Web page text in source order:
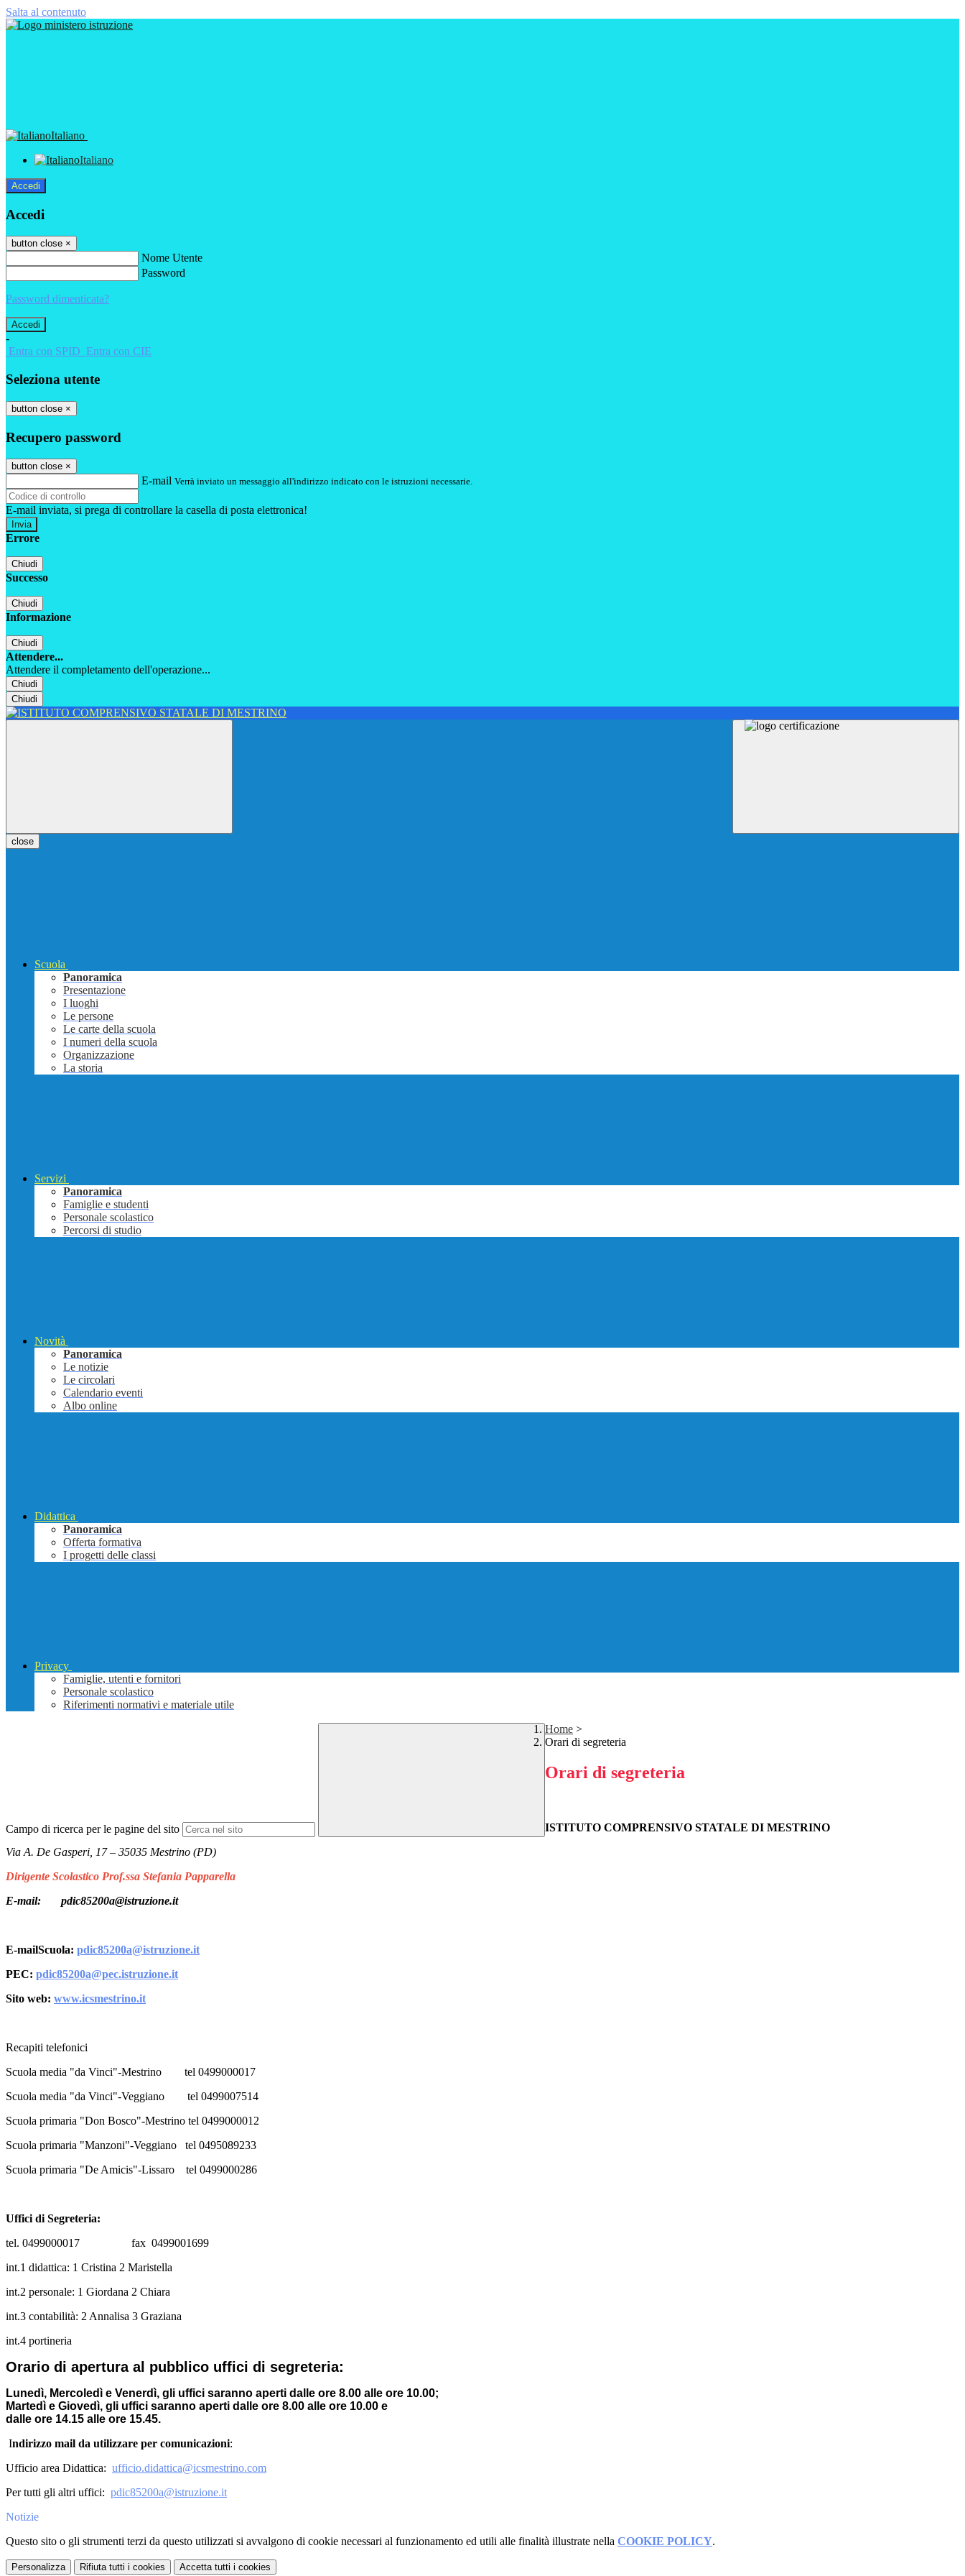
Salta al contenuto
Italiano
Italiano
Accedi
Accedi
button close ×
Nome Utente
Password
Password dimenticata?
-
Entra con SPID Entra con CIE
Seleziona utente
button close ×
Recupero password
button close ×
E-mail Verrà inviato un messaggio all'indirizzo indicato con le istruzioni necessarie.
E-mail inviata, si prega di controllare la casella di posta elettronica!
Errore
Chiudi
Successo
Chiudi
Informazione
Chiudi
Attendere...
Attendere il completamento dell'operazione...
Chiudi
Chiudi
close
Scuola
Panoramica
Presentazione
I luoghi
Le persone
Le carte della scuola
I numeri della scuola
Organizzazione
La storia
Servizi
Panoramica
Famiglie e studenti
Personale scolastico
Percorsi di studio
Novità
Panoramica
Le notizie
Le circolari
Calendario eventi
Albo online
Didattica
Panoramica
Offerta formativa
I progetti delle classi
Privacy
Famiglie, utenti e fornitori
Personale scolastico
Riferimenti normativi e materiale utile
Campo di ricerca per le pagine del sito
Home >
Orari di segreteria
Orari di segreteria
ISTITUTO COMPRENSIVO STATALE DI MESTRINO
Via A. De Gasperi, 17 – 35035 Mestrino (PD)
Dirigente Scolastico Prof.ssa Stefania Papparella
E-mail: pdic85200a@istruzione.it
E-mailScuola: pdic85200a@istruzione.it
PEC: pdic85200a@pec.istruzione.it
Sito web: www.icsmestrino.it
Recapiti telefonici
Scuola media "da Vinci"-Mestrino tel 0499000017
Scuola media "da Vinci"-Veggiano tel 0499007514
Scuola primaria "Don Bosco"-Mestrino tel 0499000012
Scuola primaria "Manzoni"-Veggiano tel 0495089233
Scuola primaria "De Amicis"-Lissaro tel 0499000286
Uffici di Segreteria:
tel. 0499000017 fax 0499001699
int.1 didattica: 1 Cristina 2 Maristella
int.2 personale: 1 Giordana 2 Chiara
int.3 contabilità: 2 Annalisa 3 Graziana
int.4 portineria
Orario di apertura al pubblico uffici di segreteria:
Lunedì, Mercoledì e Venerdì, gli uffici saranno aperti dalle ore 8.00 alle ore 10.00;
Martedì e Giovedì, gli uffici saranno aperti dalle ore 8.00 alle ore 10.00 e
dalle ore 14.15 alle ore 15.45.
Indirizzo mail da utilizzare per comunicazioni:
Ufficio area Didattica: ufficio.didattica@icsmestrino.com
Per tutti gli altri uffici: pdic85200a@istruzione.it
Notizie
Questo sito o gli strumenti terzi da questo utilizzati si avvalgono di cookie necessari al funzionamento ed utili alle finalità illustrate nella COOKIE POLICY.
Personalizza Rifiuta tutti i cookies Accetta tutti i cookies